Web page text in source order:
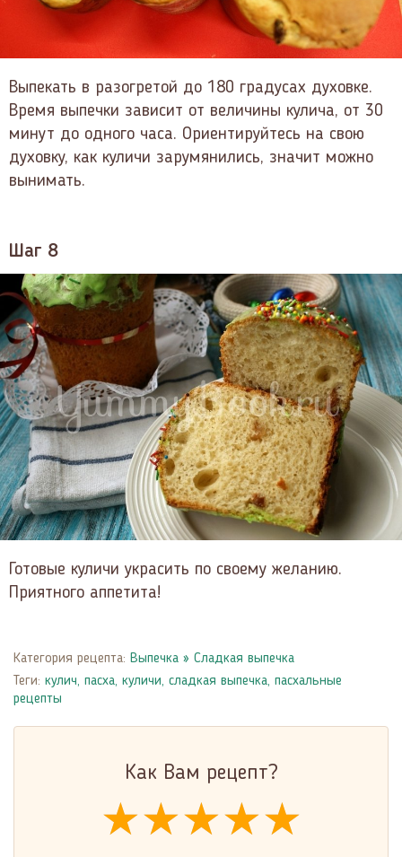
Выпекать в разогретой до 180 градусах духовке.
Время выпечки зависит от величины кулича, от 30
минут до одного часа. Ориентируйтесь на свою
духовку, как куличи зарумянились, значит можно
вынимать.
Шаг 8
Готовые куличи украсить по своему желанию.
Приятного аппетита!
Категория рецепта: Выпечка » Сладкая выпечка
Теги: кулич, пасха, куличи, сладкая выпечка, пасхальные
рецепты
Как Вам рецепт?
★★★★★
★★★★★
★★★★★